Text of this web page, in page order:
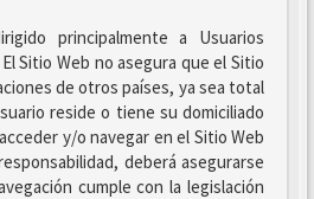
principalmente a Usuarios
Sitio Web no asegura que el Sitio
de otros países, ya sea total
reside o tiene su domiciliado
y/o navegar en el Sitio Web
deberá asegurarse
cumple con la legislación